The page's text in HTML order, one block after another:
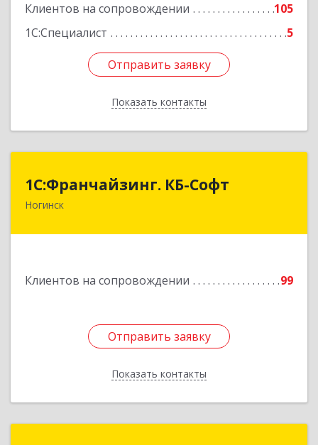
Клиентов на сопровождении
105
1С:Специалист
5
Отправить заявку
Показать контакты
Отправить заявку
Назад
1С:Франчайзинг. КБ-Софт
Ногинск
Клиентов на сопровождении 99
Отправить заявку
Показать контакты
1С:Франчайзинг. КБ-Софт
142400, Московская обл, г.о Богородский,
Подробнее
Отправить заявку
Назад